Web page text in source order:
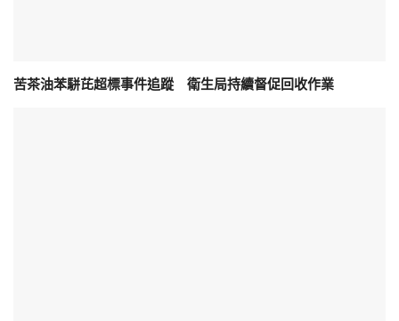
苦茶油苯駢芘超標事件追蹤 衛生局持續督促回收作業